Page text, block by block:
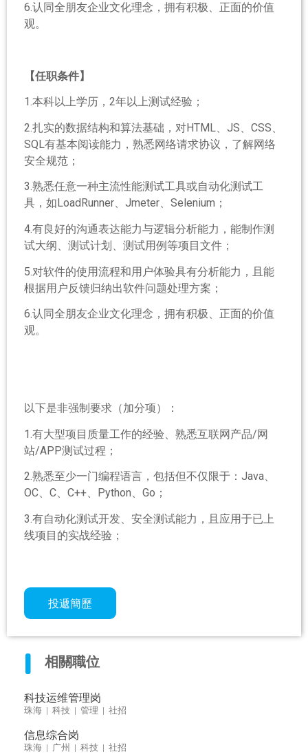
6.认同全朋友企业文化理念，拥有积极、正面的价值
观。
【任职条件】
1.本科以上学历，2年以上测试经验；
2.扎实的数据结构和算法基础，对HTML、JS、CSS、
SQL有基本阅读能力，熟悉网络请求协议，了解网络
安全规范；
3.熟悉任意一种主流性能测试工具或自动化测试工
具，如LoadRunner、Jmeter、Selenium；
4.有良好的沟通表达能力与逻辑分析能力，能制作测
试大纲、测试计划、测试用例等项目文件；
5.对软件的使用流程和用户体验具有分析能力，且能
根据用户反馈归纳出软件问题处理方案；
6.认同全朋友企业文化理念，拥有积极、正面的价值
观。
以下是非强制要求（加分项）：
1.有大型项目质量工作的经验、熟悉互联网产品/网
站/APP测试过程；
2.熟悉至少一门编程语言，包括但不仅限于：Java、
OC、C、C++、Python、Go；
3.有自动化测试开发、安全测试能力，且应用于已上
线项目的实战经验；
投遞簡歷
相關職位
科技运维管理岗
珠海 | 科技 | 管理 | 社招
信息综合岗
珠海 | 广州 | 科技 | 社招